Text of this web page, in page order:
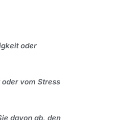
oder
vom Stress
davon ab, den